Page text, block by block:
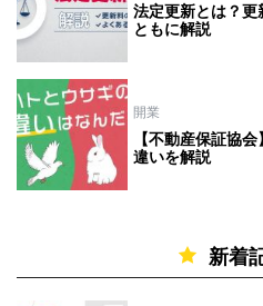
法定更新とは？更
ともに解説
開業
【不動産保証協
違いを解説
新着